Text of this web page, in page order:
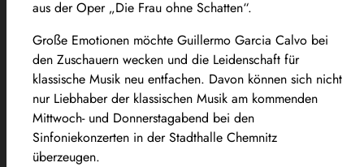
aus der Oper „Die Frau ohne Schatten“.
Große Emotionen möchte Guillermo Garcia Calvo bei
den Zuschauern wecken und die Leidenschaft für
klassische Musik neu entfachen. Davon können sich nicht
nur Liebhaber der klassischen Musik am kommenden
Mittwoch- und Donnerstagabend bei den
Sinfoniekonzerten in der Stadthalle Chemnitz
überzeugen.